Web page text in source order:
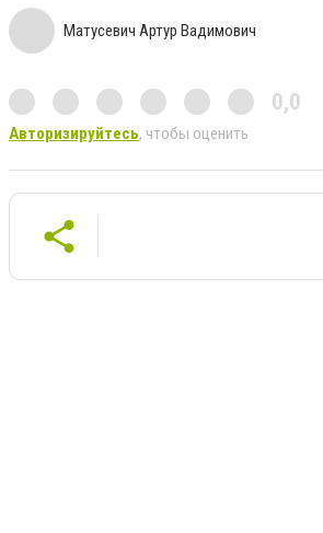
Матусевич Артур Вадимович
0,0
Авторизируйтесь, чтобы оценить